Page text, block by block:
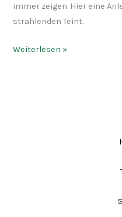
immer zeigen. Hier eine
strahlenden Teint.
Weiterlesen »